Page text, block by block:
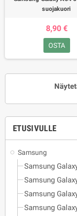
ETUSIVULLE
Samsung
Samsung
Samsung
Samsung
Samsung
suojakuori
8,90 €
OSTA